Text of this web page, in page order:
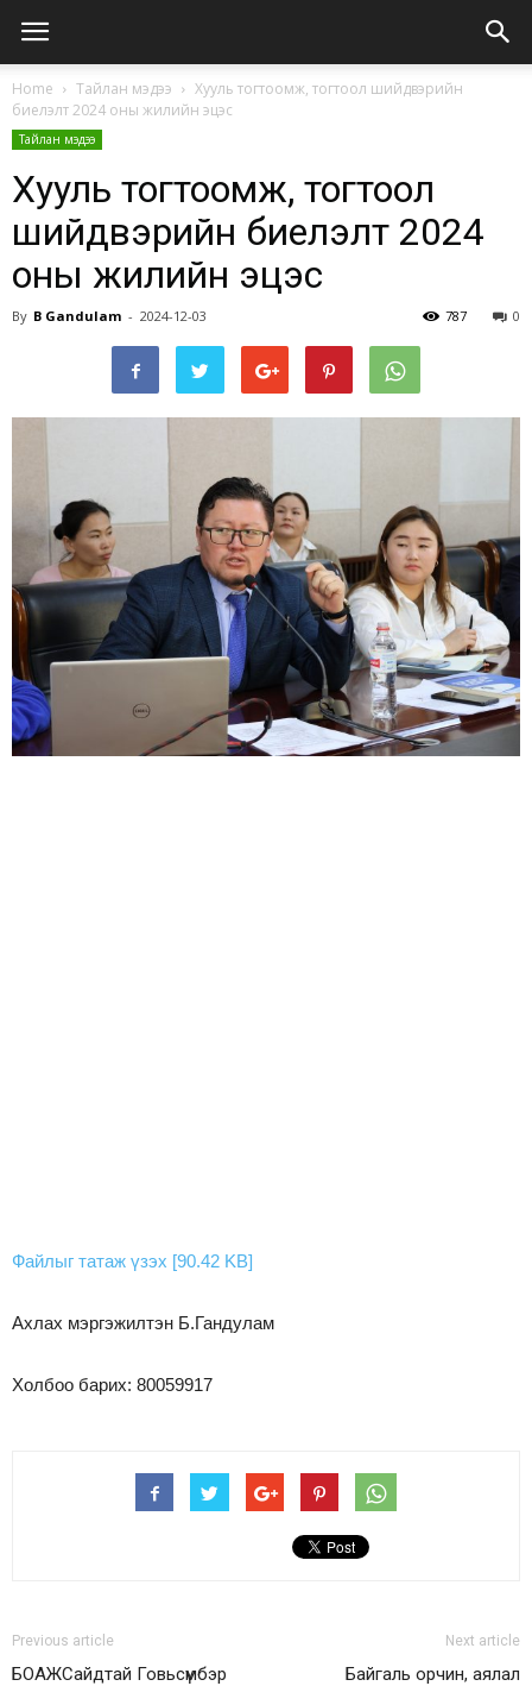
Home Тайлан мэдээ
Хууль тогтоомж, тогтоол шийдвэрийн
биелэлт 2024 оны жилийн эцэс
Тайлан мэдээ
Хууль тогтоомж, тогтоол
шийдвэрийн биелэлт 2024
оны жилийн эцэс
By B Gandulam - 2024-12-03 0
787
Файлыг татаж үзэх [90.42 KB]
Ахлах мэргэжилтэн Б.Гандулам
Холбоо барих: 80059917
Previous article
БОАЖСайдтай Говьсүмбэр
Next article
Байгаль орчин, аялал